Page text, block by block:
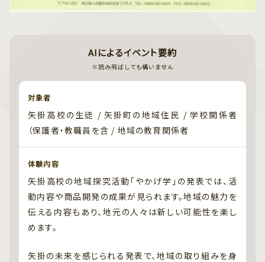
AIによるイベント要約
※読み飛ばしても構いません
対象者
矢掛高校の生徒 / 矢掛町の地域住民 / 学校関係者
（保護者・教職員を含 / 地域の教育関係者
体験内容
矢掛高校の地域探究活動「やかげ学」の発表では、活
動内容や商品開発の成果が見られます。地域の魅力を
伝える内容もあり、地元の人々は新しい可能性を楽し
めます。
矢掛の未来を感じられる発表で、地域の取り組みを身